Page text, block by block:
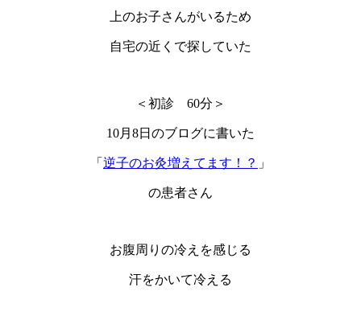
上のお子さんがいるため
自宅の近くで探していた
＜初診 60分＞
10月8日のブログに書いた
「 逆子のお灸増えてます！？ 」
の患者さん
お腹周りの冷えを感じる
汗をかいて冷える